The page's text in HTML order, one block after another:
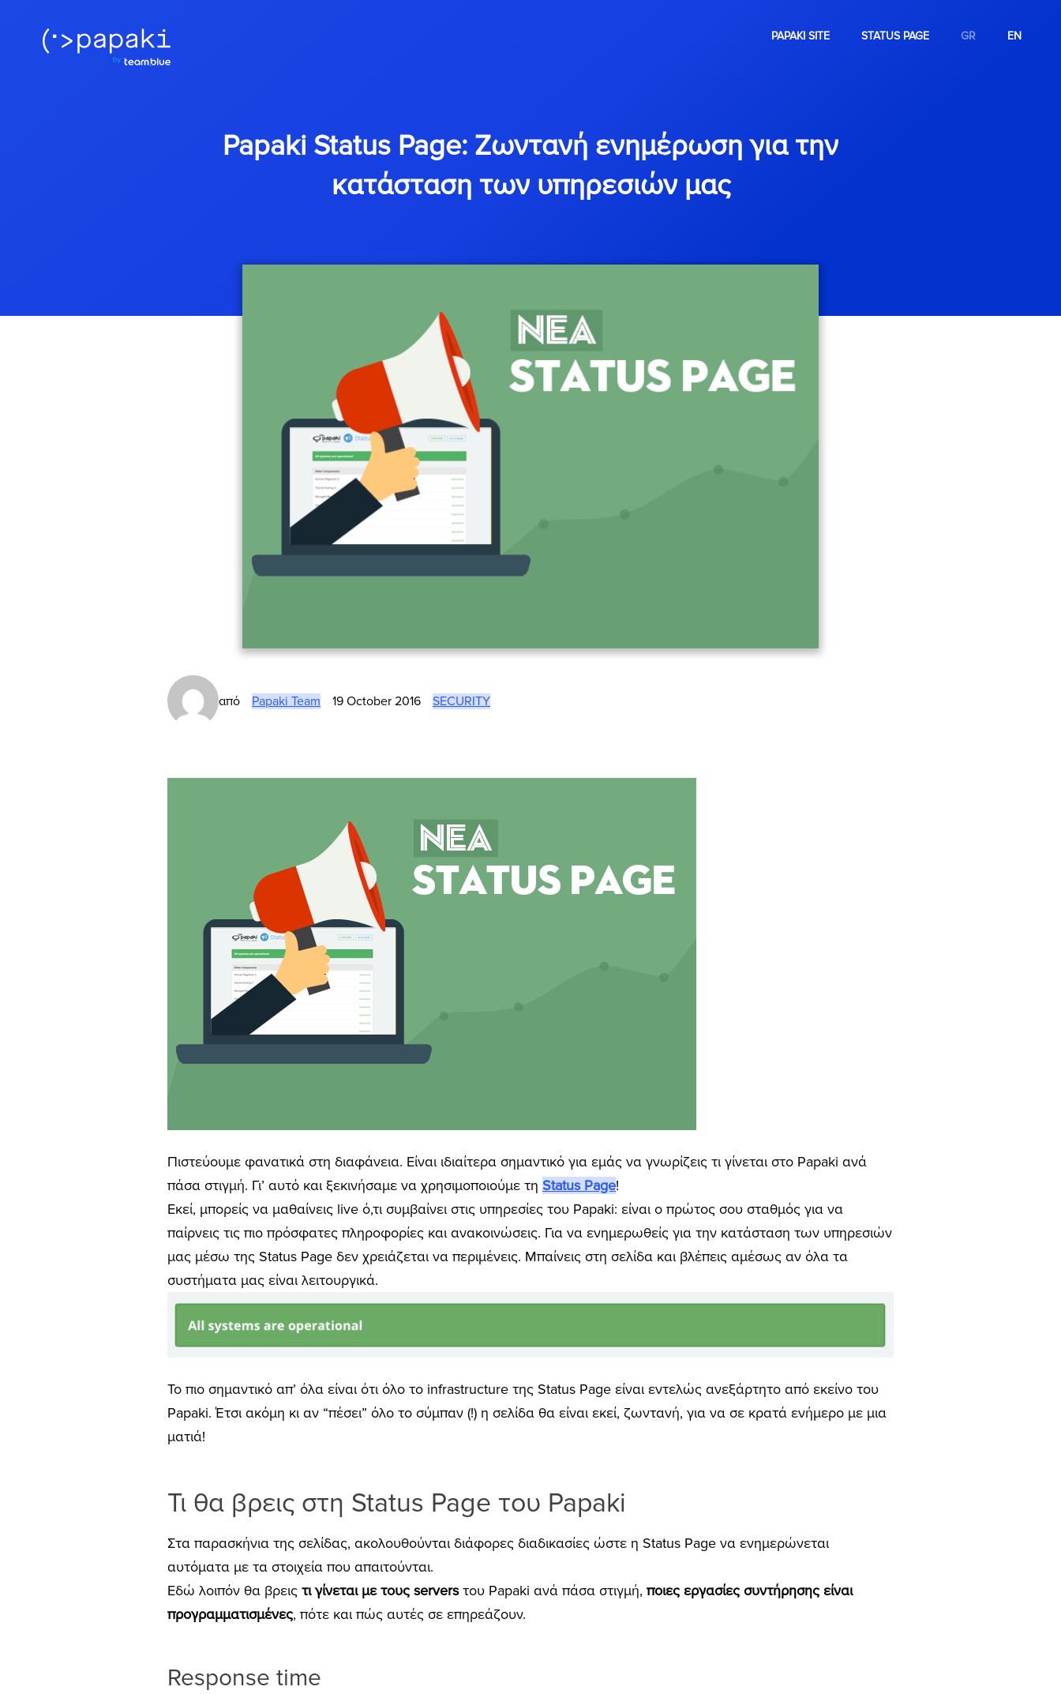
PAPAKI SITE STATUS PAGE GR EN
Papaki Status Page: Ζωντανή ενημέρωση για την
κατάσταση των υπηρεσιών μας
από Papaki Team 19 October 2016 SECURITY
Πιστεύουμε φανατικά στη διαφάνεια. Είναι ιδιαίτερα σημαντικό για εμάς να γνωρίζεις τι γίνεται στο Papaki ανά
πάσα στιγμή. Γι’ αυτό και ξεκινήσαμε να χρησιμοποιούμε τη Status Page!
Εκεί, μπορείς να μαθαίνεις live ό,τι συμβαίνει στις υπηρεσίες του Papaki: είναι ο πρώτος σου σταθμός για να
παίρνεις τις πιο πρόσφατες πληροφορίες και ανακοινώσεις. Για να ενημερωθείς για την κατάσταση των υπηρεσιών
μας μέσω της Status Page δεν χρειάζεται να περιμένεις. Μπαίνεις στη σελίδα και βλέπεις αμέσως αν όλα τα
συστήματα μας είναι λειτουργικά.
Το πιο σημαντικό απ’ όλα είναι ότι όλο το infrastructure της Status Page είναι εντελώς ανεξάρτητο από εκείνο του
Papaki. Έτσι ακόμη κι αν “πέσει” όλο το σύμπαν (!) η σελίδα θα είναι εκεί, ζωντανή, για να σε κρατά ενήμερο με μια
ματιά!
Τι θα βρεις στη Status Page του Papaki
Στα παρασκήνια της σελίδας, ακολουθούνται διάφορες διαδικασίες ώστε η Status Page να ενημερώνεται
αυτόματα με τα στοιχεία που απαιτούνται.
Εδώ λοιπόν θα βρεις τι γίνεται με τους serversτου Papaki ανά πάσα στιγμή, ποιες εργασίες συντήρησης είναι
προγραμματισμένες, πότε και πώς αυτές σε επηρεάζουν.
Response time